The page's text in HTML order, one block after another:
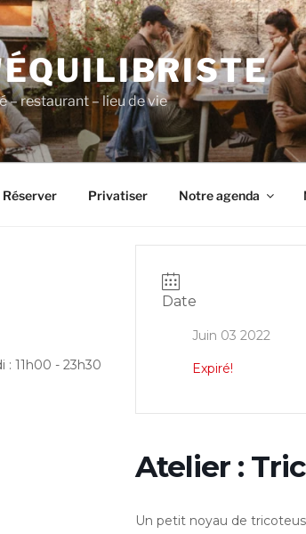
– restaurant – lieu de vie
Réserver Privatiser Notre agenda
: 11h00 - 23h30
Date
Juin 03 2022
Expiré!
Atelier :
Un petit noyau de